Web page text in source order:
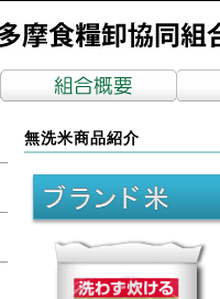
無洗米商品紹介